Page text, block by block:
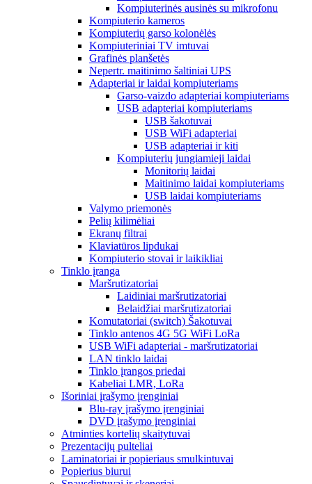
Kompiuterinės ausinės su mikrofonu
Kompiuterio kameros
Kompiuterių garso kolonėlės
Kompiuteriniai TV imtuvai
Grafinės planšetės
Nepertr. maitinimo šaltiniai UPS
Adapteriai ir laidai kompiuteriams
Garso-vaizdo adapteriai kompiuteriams
USB adapteriai kompiuteriams
USB šakotuvai
USB WiFi adapteriai
USB adapteriai ir kiti
Kompiuterių jungiamieji laidai
Monitorių laidai
Maitinimo laidai kompiuteriams
USB laidai kompiuteriams
Valymo priemonės
Pelių kilimėliai
Ekranų filtrai
Klaviatūros lipdukai
Kompiuterio stovai ir laikikliai
Tinklo įranga
Maršrutizatoriai
Laidiniai maršrutizatoriai
Belaidžiai maršrutizatoriai
Komutatoriai (switch) Šakotuvai
Tinklo antenos 4G 5G WiFi LoRa
USB WiFi adapteriai - maršrutizatoriai
LAN tinklo laidai
Tinklo įrangos priedai
Kabeliai LMR, LoRa
Išoriniai įrašymo įrenginiai
Blu-ray įrašymo įrenginiai
DVD įrašymo įrenginiai
Atminties kortelių skaitytuvai
Prezentacijų pulteliai
Laminatoriai ir popieriaus smulkintuvai
Popierius biurui